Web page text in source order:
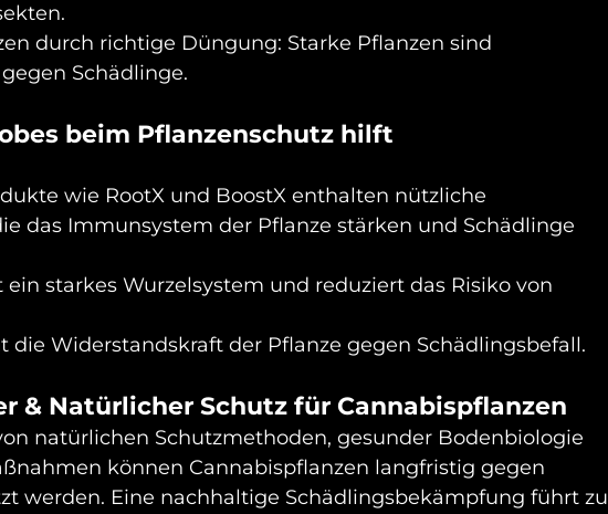
Schädlinge.
beim Pflanzenschutz hilft
wie RootX und BoostX enthalten nützliche
das Immunsystem der Pflanze stärken und Schädlinge
ein starkes Wurzelsystem und reduziert das Risiko von
die Widerstandskraft der Pflanze gegen Schädlingsbefall.
& Natürlicher Schutz für Cannabispflanzen
natürlichen Schutzmethoden, gesunder Bodenbiologie
können Cannabispflanzen langfristig gegen
werden. Eine nachhaltige Schädlingsbekämpfung führt zu